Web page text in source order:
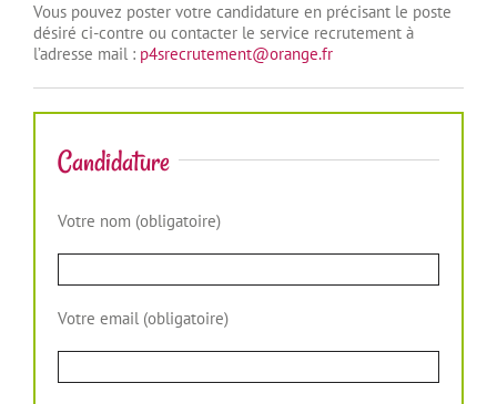
Vous pouvez poster votre candidature en précisant le poste
désiré ci-contre ou contacter le service recrutement à
l’adresse mail : p4srecrutement@orange.fr
Candidature
Votre nom (obligatoire)
Votre email (obligatoire)